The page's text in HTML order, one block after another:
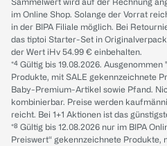
im Online Shop. Solange der Vorrat
in der BIPA Filiale möglich. Bei
das tiptoi Starter-Set in
der Wert iHv 54.99 € einbehalten.
*⁴ Gültig bis 19.08.2026.
Produkte, mit SALE gekennzeichnete
Baby-Premium-Artikel sowie Pfand.
kombinierbar. Preise werden
reicht. Bei 1+1 Aktionen ist das
*⁸ Gültig bis 12.08.2026 nur im BIPA
Preiswert“ gekennzeichnete Produkte,